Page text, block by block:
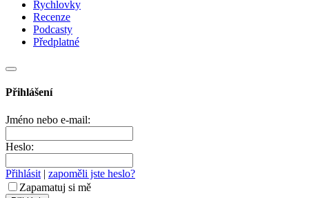
Rychlovky
Recenze
Podcasty
Předplatné
Přihlášení
Jméno nebo e-mail:
Heslo:
Přihlásit | zapoměli jste heslo?
Zapamatuj si mě